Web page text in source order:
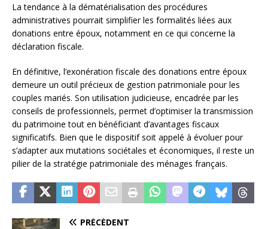
La tendance à la dématérialisation des procédures
administratives pourrait simplifier les formalités liées aux
donations entre époux, notamment en ce qui concerne la
déclaration fiscale.
En définitive, l’exonération fiscale des donations entre époux
demeure un outil précieux de gestion patrimoniale pour les
couples mariés. Son utilisation judicieuse, encadrée par les
conseils de professionnels, permet d’optimiser la transmission
du patrimoine tout en bénéficiant d’avantages fiscaux
significatifs. Bien que le dispositif soit appelé à évoluer pour
s’adapter aux mutations sociétales et économiques, il reste un
pilier de la stratégie patrimoniale des ménages français.
PRÉCÉDENT